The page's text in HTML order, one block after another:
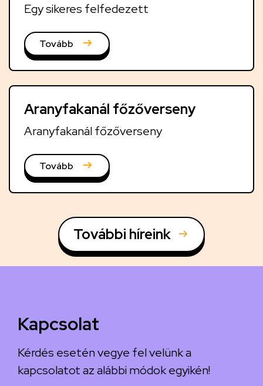
Egy sikeres felfedezett
Tovább
Aranyfakanál főzőverseny
Aranyfakanál főzőverseny
Tovább
További híreink
Kapcsolat
Kérdés esetén vegye fel velünk a
kapcsolatot az alábbi módok egyikén!